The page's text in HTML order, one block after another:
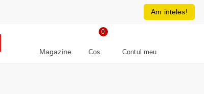
RON
Magazine Cos
0
Contul meu
Am inteles!